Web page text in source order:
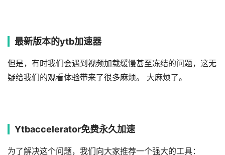
最新版本的ytb加速器
但是，有时我们会遇到视频加载缓慢甚至冻结的问题，这无
疑给我们的观看体验带来了很多麻烦。 大麻烦了。
Ytbaccelerator免费永久加速
为了解决这个问题，我们向大家推荐一个强大的工具：